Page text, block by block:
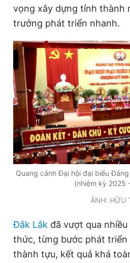
Theo dõi báo trên
0906 645 777
Đặt báo Quảng cáo RSS
Tổng biên tập: Nguyễn Ngọc Toàn
Phó tổng biên tập thường trực: Hải
Phó tổng biên tập: Lâm Hiếu Dũng
Phó tổng biên tập: Trần Việt Hưng
Tổng thư ký tòa soạn: Đức Trung
Giấy phép xuất bản số 110/GP -
© 2003-2026 Bản quyền thuộc về
chép dưới mọi hình thức nếu không
bản. Phát triển bởi ePi
vọng xây dựng tỉnh thành
trưởng phát triển nhanh.
Quang cảnh Đại hội đại biểu
(nhiệm kỳ 2025
ẢNH: HỮU
Đắk Lắk đã vượt qua
thức, từng bước phát
thành tựu, kết quả khá